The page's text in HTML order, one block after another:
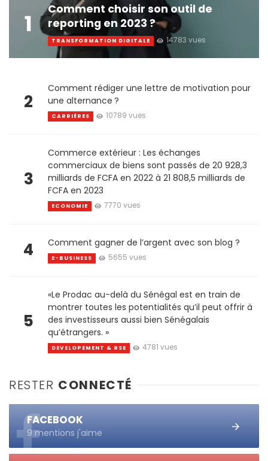
1
Comment choisir son outil de
reporting en 2023 ?
TRANSFORMATION DIGITALE 14783 vues
2
Comment rédiger une lettre de motivation pour
une alternance ?
CARRIÈRES 10789 vues
3
Commerce extérieur : Les échanges
commerciaux de biens sont passés de 20 928,3
milliards de FCFA en 2022 à 21 808,5 milliards de
FCFA en 2023
ECONOMIE 7770 vues
4 Comment gagner de l’argent avec son blog ?
E-BUSINESS 5655 vues
5
«Le Prodac au-delà du Sénégal est en train de
montrer toutes les potentialités qu’il peut offrir à
des investisseurs aussi bien Sénégalais
qu’étrangers. »
DEVELOPEMENT & RSE 4781 vues
RESTER CONNECTÉ
FACEBOOK
9 mentions j'aime